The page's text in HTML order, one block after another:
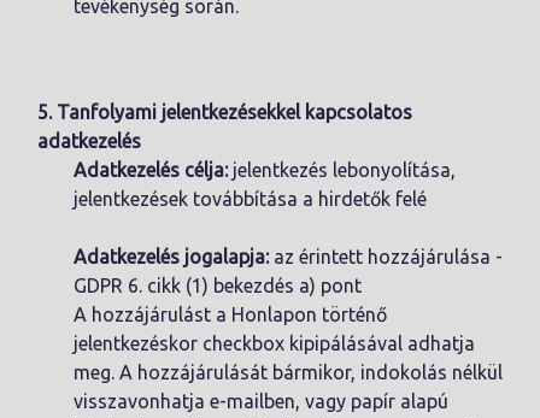
tevékenység során.
5. Tanfolyami jelentkezésekkel kapcsolatos
adatkezelés
Adatkezelés célja: jelentkezés lebonyolítása,
jelentkezések továbbítása a hirdetők felé
Adatkezelés jogalapja: az érintett hozzájárulása -
GDPR 6. cikk (1) bekezdés a) pont
A hozzájárulást a Honlapon történő
jelentkezéskor checkbox kipipálásával adhatja
meg. A hozzájárulását bármikor, indokolás nélkül
visszavonhatja e-mailben, vagy papír alapú